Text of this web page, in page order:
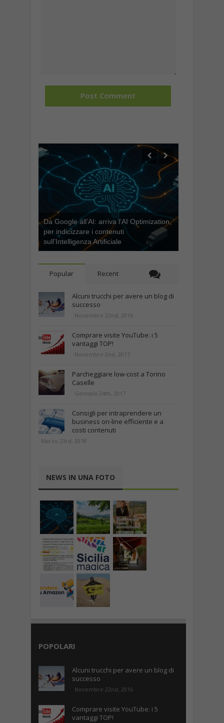
Da Google all’AI: arriva l’AI Optimization,
per indicizzare i contenuti
sull’Intelligenza Artificiale
Popular Recent
Alcuni trucchi per avere un blog di
successo
Novembre 22nd, 2016
Comprare visite YouTube: i 5
vantaggi TOP!
Novembre 2nd, 2017
Parcheggiare low-cost a Torino
Caselle
Gennaio 24th, 2017
Consigli per intraprendere un
business on-line efficiente e a
costi contenuti
Marzo 23rd, 2018
NEWS IN UNA FOTO
POPOLARI
Alcuni trucchi per avere un blog di
successo
Novembre 22nd, 2016
Comprare visite YouTube: i 5
vantaggi TOP!